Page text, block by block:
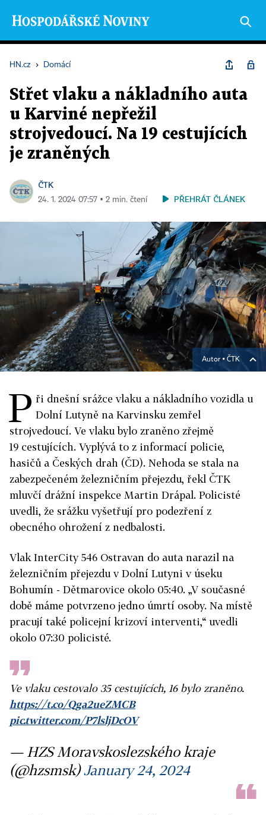
HN.cz › Domácí
Střet vlaku a nákladního auta
u Karviné nepřežil
strojvedoucí. Na 19 cestujících
je zraněných
ČTK
24. 1. 2024 07:57 ▪ 2 min. čtení PŘEHRÁT ČLÁNEK
Autor ▪ ČTK
P ři dnešní srážce vlaku a nákladního vozidla u
Dolní Lutyně na Karvinsku zemřel
strojvedoucí. Ve vlaku bylo zraněno zřejmě
19 cestujících. Vyplývá to z informací policie,
hasičů a Českých drah (ČD). Nehoda se stala na
zabezpečeném železničním přejezdu, řekl ČTK
mluvčí drážní inspekce Martin Drápal. Policisté
uvedli, že srážku vyšetřují pro podezření z
obecného ohrožení z nedbalosti.
Vlak InterCity 546 Ostravan do auta narazil na
železničním přejezdu v Dolní Lutyni v úseku
Bohumín - Dětmarovice okolo 05:40. „V současné
době máme potvrzeno jedno úmrtí osoby. Na místě
pracují také policejní krizoví interventi,“ uvedli
okolo 07:30 policisté.
Ve vlaku cestovalo 35 cestujících, 16 bylo zraněno.
https://t.co/Qga2ueZMCB
pic.twitter.com/P7lsljDcOV
— HZS Moravskoslezského kraje
(@hzsmsk)January 24, 2024